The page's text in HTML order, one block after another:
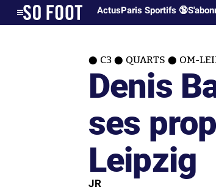
ActusParis Sportifs 🔞
C3 QUARTS OM-
Denis
ses
Leipzig
JR